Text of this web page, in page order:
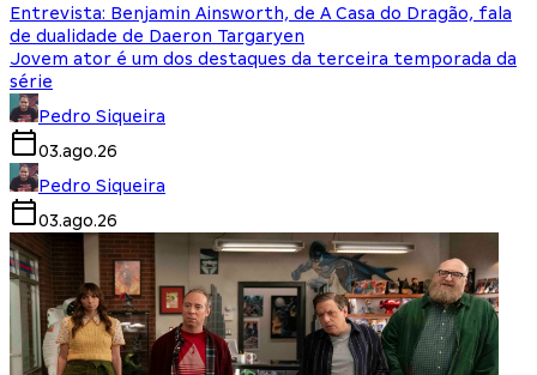
Entrevista: Benjamin Ainsworth, de A Casa do Dragão, fala
de dualidade de Daeron Targaryen
Jovem ator é um dos destaques da terceira temporada da
série
Pedro Siqueira
03.ago.26
Pedro Siqueira
03.ago.26